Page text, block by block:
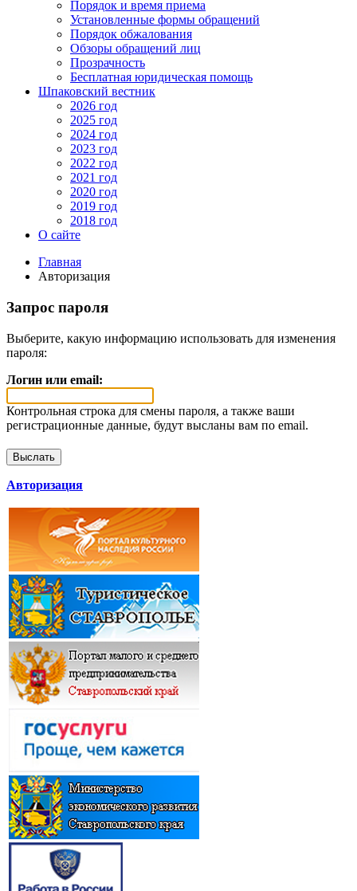
Порядок и время приема
Установленные формы обращений
Порядок обжалования
Обзоры обращений лиц
Прозрачность
Бесплатная юридическая помощь
Шпаковский вестник
2026 год
2025 год
2024 год
2023 год
2022 год
2021 год
2020 год
2019 год
2018 год
О сайте
Главная
Авторизация
Запрос пароля
Выберите, какую информацию использовать для изменения
пароля:
Логин или email:
Контрольная строка для смены пароля, а также ваши
регистрационные данные, будут высланы вам по email.
Авторизация